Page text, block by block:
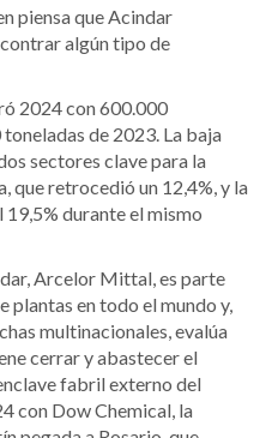
piensa que Acindar
algún tipo de
2024 con 600.000
de 2023. La baja
sectores clave para la
que retrocedió un 12,4%, y la
durante el mismo
Arcelor Mittal, es parte
plantas en todo el mundo y,
multinacionales, evalúa
cerrar y abastecer el
fabril externo del
con Dow Chemical, la